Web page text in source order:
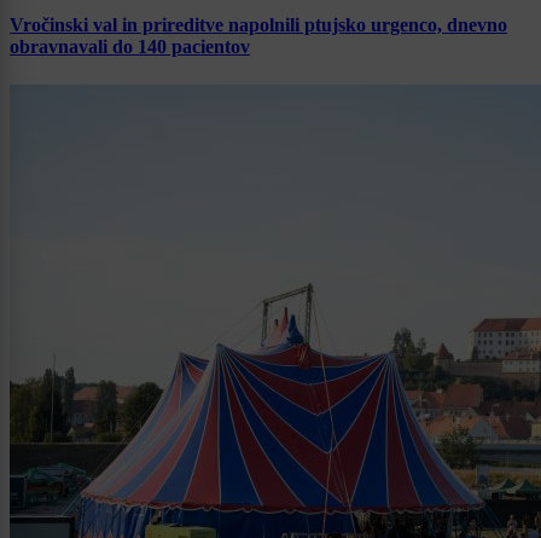
Vročinski val in prireditve napolnili ptujsko urgenco, dnevno
obravnavali do 140 pacientov